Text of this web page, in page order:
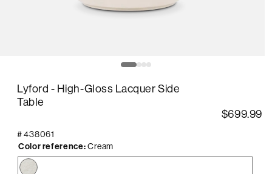
Lyford - High-Gloss Lacquer Side
Table
$699.99
#438061
Color reference:Cream